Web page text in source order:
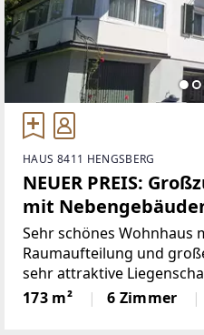
HAUS 8411 HENGSBERG
NEUER PREIS:
mit
Sehr schönes Wohnhaus
Raumaufteilung und
sehr attraktive
und seinen zwei
Hengsberg wird Sie
173 m² 6 Zimmer